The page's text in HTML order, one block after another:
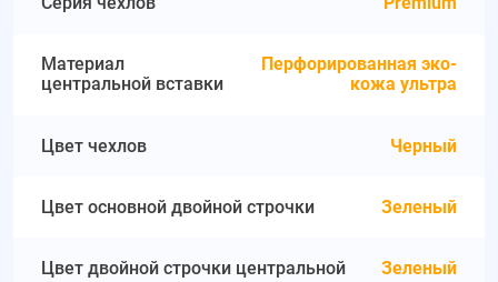
Материал
центральной вставки
Перфорированная эко-
кожа ультра
Цвет чехлов Черный
Цвет основной двойной строчки Зеленый
Цвет двойной строчки центральной
Зеленый